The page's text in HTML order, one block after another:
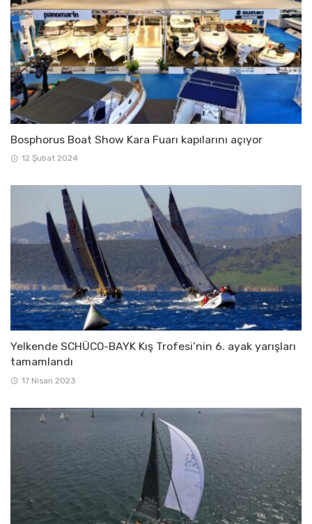
Bosphorus Boat Show Kara Fuarı kapılarını açıyor
12 Şubat 2024
Yelkende SCHÜCO-BAYK Kış Trofesi’nin 6. ayak yarışları
tamamlandı
17 Nisan 2023